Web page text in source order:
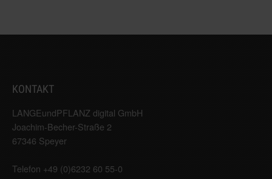
KONTAKT
LANGEundPFLANZ digital GmbH
Joachim-Becher-Straße 2
67346 Speyer
Telefon +49 (0)6232 60 55-0